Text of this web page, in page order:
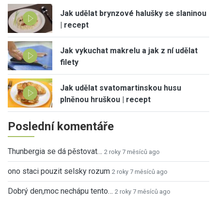
Jak udělat brynzové halušky se slaninou
| recept
Jak vykuchat makrelu a jak z ní udělat
filety
Jak udělat svatomartinskou husu
plněnou hruškou | recept
Poslední komentáře
Thunbergia se dá pěstovat… 2 roky 7 měsíců ago
ono staci pouzit selsky rozum 2 roky 7 měsíců ago
Dobrý den,moc nechápu tento… 2 roky 7 měsíců ago